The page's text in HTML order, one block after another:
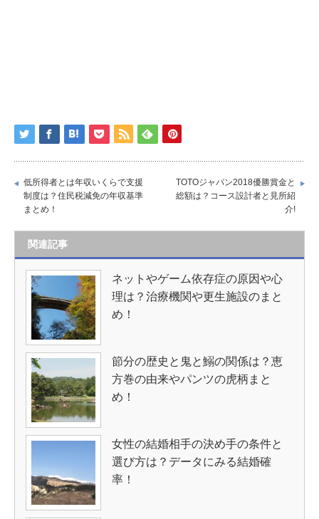
低所得者とは年収いくらで支援
制度は？住民税減免の年収基準
まとめ！
TOTOジャパン2018優勝賞金と
総額は？コース設計者と見所紹
介!
関連記事
ネットやゲーム依存症の原因や心
理は？治療機関や更生施設のまと
め！
節分の歴史と鬼と鰯の関係は？恵
方巻の由来やパンツの虎柄まと
め！
女性の結婚相手の決め手の条件と
選び方は？データにみる結婚確
率！